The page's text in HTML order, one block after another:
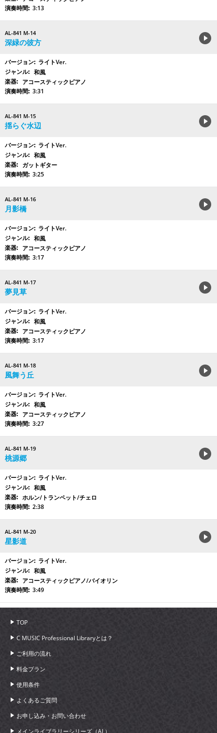
3:13
AL-841 M-14
深緑の彼方
ライトVer.
和風
アコースティックピアノ
3:31
AL-841 M-15
揺らぐ水辺
ライトVer.
和風
ガットギター
3:25
AL-841 M-16
月影橋
ライトVer.
和風
アコースティックピアノ
3:17
AL-841 M-17
夢見草
ライトVer.
和風
アコースティックピアノ
3:17
AL-841 M-18
風舞う丘
ライトVer.
和風
アコースティックピアノ
3:27
AL-841 M-19
桃源郷
ライトVer.
和風
ホルン/トランペット/チェロ
2:38
AL-841 M-20
星影道
ライトVer.
和風
アコースティックピアノ/バイオリン
3:49
TOP
C MUSIC Professional Libraryとは？
ご利用の流れ
料金プラン
使用条件
よくあるご質問
お申し込み・お問い合わせ